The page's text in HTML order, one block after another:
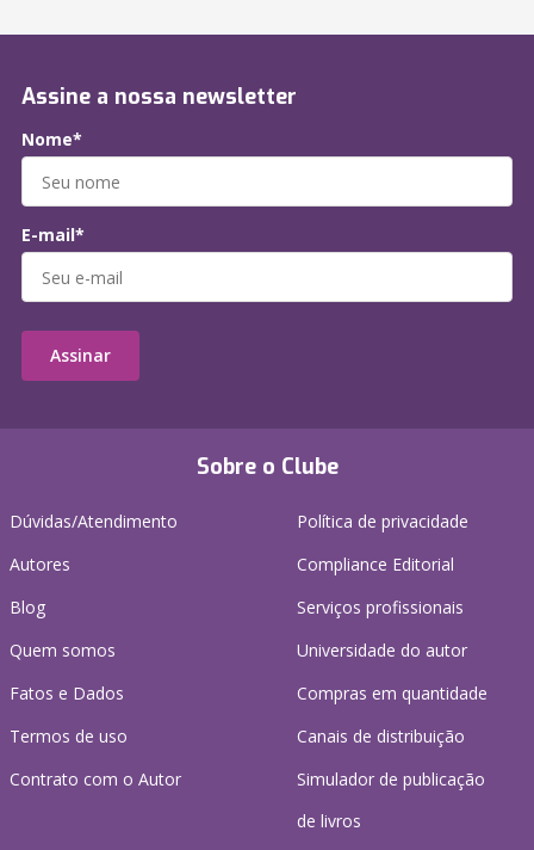
Sobre o Clube
Dúvidas/Atendimento
Autores
Blog
Quem somos
Fatos e Dados
Termos de uso
Contrato com o Autor
Política de privacidade
Compliance Editorial
Serviços profissionais
Universidade do autor
Compras em quantidade
Canais de distribuição
Simulador de publicação
de livros
Assine a nossa newsletter
Nome*
E-mail*
Assinar